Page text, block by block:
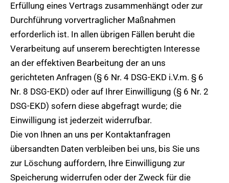
Erfüllung eines Vertrags zusammenhängt oder zur
Durchführung vorvertraglicher Maßnahmen
erforderlich ist. In allen übrigen Fällen beruht die
Verarbeitung auf unserem berechtigten Interesse
an der effektiven Bearbeitung der an uns
gerichteten Anfragen (§ 6 Nr. 4 DSG-EKD i.V.m. § 6
Nr. 8 DSG-EKD) oder auf Ihrer Einwilligung (§ 6 Nr. 2
DSG-EKD) sofern diese abgefragt wurde; die
Einwilligung ist jederzeit widerrufbar.
Die von Ihnen an uns per Kontaktanfragen
übersandten Daten verbleiben bei uns, bis Sie uns
zur Löschung auffordern, Ihre Einwilligung zur
Speicherung widerrufen oder der Zweck für die